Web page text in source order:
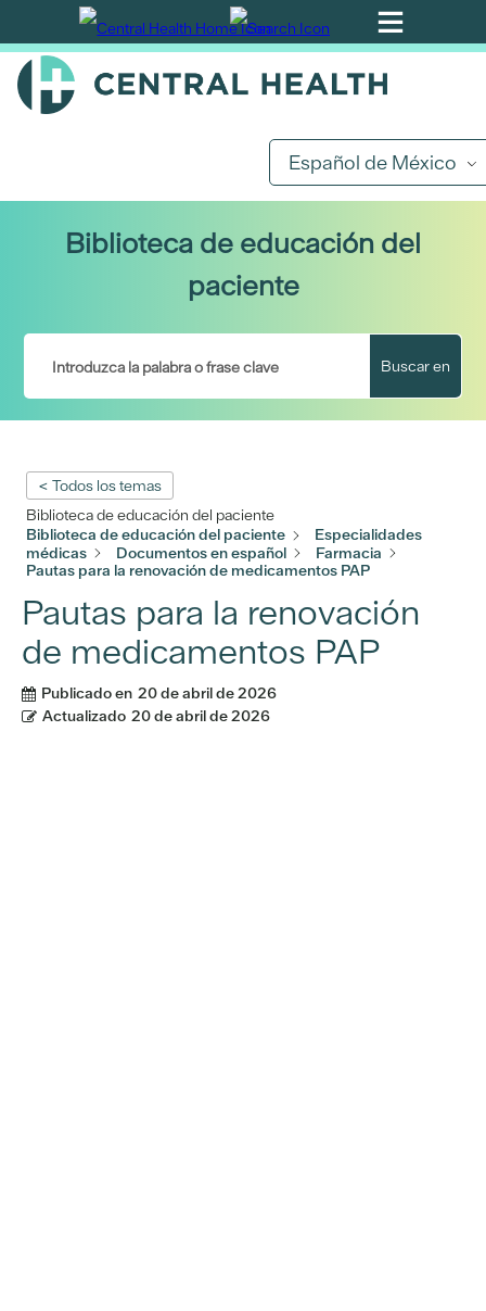
Ir
al
contenido
Español de México
Biblioteca de educación del
paciente
Buscar en
< Todos los temas
Biblioteca de educación del paciente
Biblioteca de educación del paciente
Especialidades
médicas
Documentos en español
Farmacia
Pautas para la renovación de medicamentos PAP
Pautas para la renovación
de medicamentos PAP
Publicado en 20 de abril de 2026
Actualizado 20 de abril de 2026